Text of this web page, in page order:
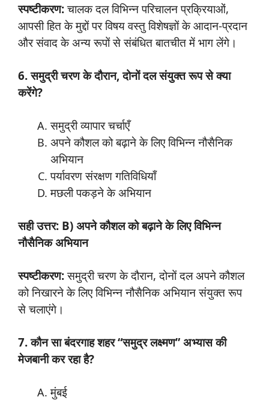
स्पष्टीकरण:चालक दल विभिन्न परिचालन प्रक्रियाओं,
आपसी हित के मुद्दों पर विषय वस्तु विशेषज्ञों के आदान-प्रदान
और संवाद के अन्य रूपों से संबंधित बातचीत में भाग लेंगे।
6. समुद्री चरण के दौरान, दोनों दल संयुक्त रूप से क्या
करेंगे?
समुद्री व्यापार चर्चाएँ
अपने कौशल को बढ़ाने के लिए विभिन्न नौसैनिक
अभियान
पर्यावरण संरक्षण गतिविधियाँ
मछली पकड़ने के अभियान
सही उत्तर: B) अपने कौशल को बढ़ाने के लिए विभिन्न
नौसैनिक अभियान
स्पष्टीकरण:समुद्री चरण के दौरान, दोनों दल अपने कौशल
को निखारने के लिए विभिन्न नौसैनिक अभियान संयुक्त रूप
से चलाएंगे।
7. कौन सा बंदरगाह शहर “समुद्र लक्ष्मण” अभ्यास की
मेजबानी कर रहा है?
मुंबई